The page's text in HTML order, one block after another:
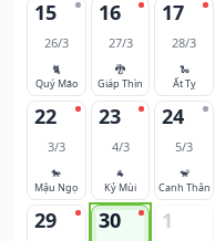
15
26/3
🐈
Quý Mão
16
27/3
🐉
Giáp Thìn
17
28/3
🐍
Ất Tỵ
22
3/3
🐎
Mậu Ngọ
23
4/3
🐐
Kỷ Mùi
24
5/3
🐒
Canh Thân
29 30 1